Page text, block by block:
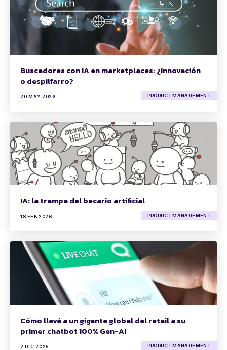
Buscadores con IA en marketplaces: ¿innovación
o despilfarro?
20 MAY 2026 PRODUCT MANAGEMENT
IA: la trampa del becario artificial
18 FEB 2026 PRODUCT MANAGEMENT
Cómo llevé a un gigante global del retail a su
primer chatbot 100% Gen-AI
2 DIC 2025 PRODUCT MANAGEMENT